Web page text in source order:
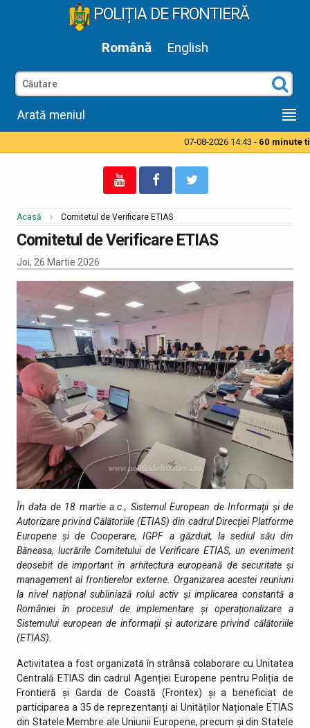
POLIȚIA DE FRONTIERĂ
Română English
Arată meniul
07-08-2026 14:43 -60 minute
Acasă Comitetul de Verificare ETIAS
Comitetul de Verificare ETIAS
Joi, 26 Martie 2026
În data de 18 martie a.c., Sistemul European de Informații și de
Autorizare privind Călătoriile (ETIAS) din cadrul Direcției Platforme
Europene și de Cooperare, IGPF a găzduit, la sediul său din
Băneasa, lucrările Comitetului de Verificare ETIAS, un eveniment
deosebit de important în arhitectura europeană de securitate și
management al frontierelor externe. Organizarea acestei reuniuni
la nivel național subliniază rolul activ și implicarea constantă a
României în procesul de implementare și operaționalizare a
Sistemului european de informații și autorizare privind călătoriile
(ETIAS).
Activitatea a fost organizată în strânsă colaborare cu Unitatea
Centrală ETIAS din cadrul Agenției Europene pentru Poliția de
Frontieră și Garda de Coastă (Frontex) și a beneficiat de
participarea a 35 de reprezentanți ai Unităților Naționale ETIAS
din Statele Membre ale Uniunii Europene, precum și din Statele